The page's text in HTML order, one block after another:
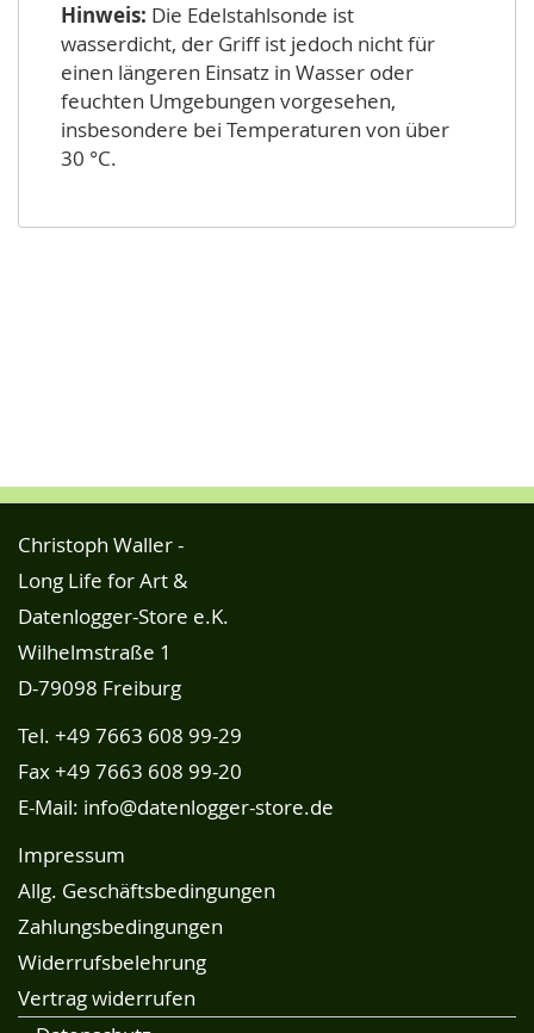
Hinweis: Die Edelstahlsonde ist
wasserdicht, der Griff ist jedoch nicht für
einen längeren Einsatz in Wasser oder
feuchten Umgebungen vorgesehen,
insbesondere bei Temperaturen von über
30 °C.
Christoph Waller -
Long Life for Art &
Datenlogger-Store e.K.
Wilhelmstraße 1
D-79098 Freiburg
Tel. +49 7663 608 99-29
Fax +49 7663 608 99-20
E-Mail: info@datenlogger-store.de
Impressum
Allg. Geschäftsbedingungen
Zahlungsbedingungen
Widerrufsbelehrung
Vertrag widerrufen